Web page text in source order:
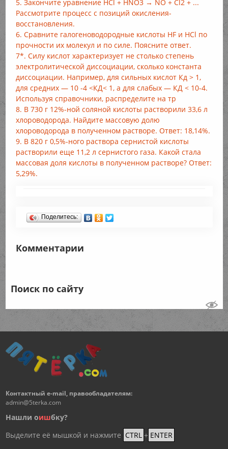
5. Закончите уравнение HCl + HNO3 → NO + Cl2 + ...
Рассмотрите процесс с позиций окисления-
восстановления.
6. Сравните галогеноводородные кислоты HF и HCl по
прочности их молекул и по силе. Поясните ответ.
7*. Силу кислот характеризует не столько степень
электролитической диссоциации, сколько константа
диссоциации. Например, для сильных кислот Кд > 1,
для средних — 10 -4 <КД< 1, а для слабых — КД < 10-4.
Используя справочники, распределите на тр
8. В 730 г 12%-ной соляной кислоты растворили 33,6 л
хлороводорода. Найдите массовую долю
хлороводорода в полученном растворе. Ответ: 18,14%.
9. В 820 г 0,5%-ного раствора сернистой кислоты
растворили еще 11,2 л сернистого газа. Какой стала
массовая доля кислоты в полученном растворе? Ответ:
5,29%.
Поделитесь:
Комментарии
Поиск по сайту
Контактный e-mail, правообладателям:
admin@5terka.com
Нашли оишбку?
Выделите её мышкой и нажмите CTRL + ENTER